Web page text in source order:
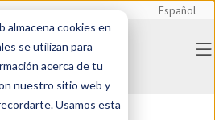
almacena cookies en
se utilizan para
acerca de tu
nuestro sitio web y
Usamos esta
Español